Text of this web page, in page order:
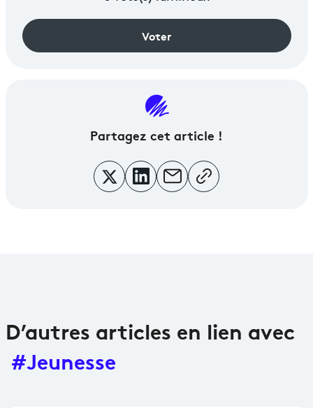
Voter
Partagez cet article !
D’autres articles en lien avec
#Jeunesse